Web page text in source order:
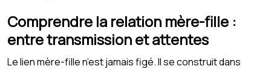
Comprendre la relation mère-fille :
entre transmission et attentes
Le lien mère-fille n’est jamais figé. Il se construit dans